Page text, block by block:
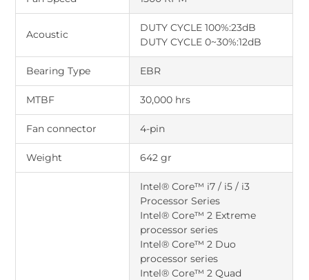
Acoustic
DUTY CYCLE 100%:23dB
DUTY CYCLE 0~30%:12dB
Bearing Type EBR
MTBF 30,000 hrs
Fan connector 4-pin
Weight 642 gr
Intel® Core™ i7 / i5 / i3
Processor Series
Intel® Core™ 2 Extreme
processor series
Intel® Core™ 2 Duo
processor series
Intel® Core™ 2 Quad